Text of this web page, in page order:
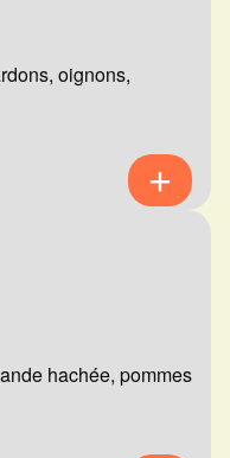
oignons,
hachée, pommes